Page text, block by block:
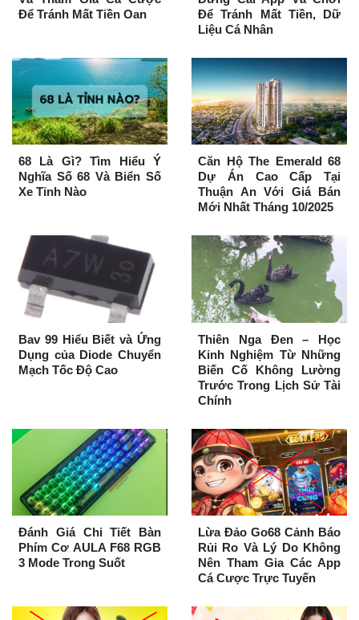
Để Tránh Mất Tiền Oan
Để Tránh Mất Tiền, Dữ
Liệu Cá Nhân
68 Là Gì? Tìm Hiểu Ý
Nghĩa Số 68 Và Biển Số
Xe Tỉnh Nào
Căn Hộ The Emerald 68
Dự Án Cao Cấp Tại
Thuận An Với Giá Bán
Mới Nhất Tháng 10/2025
Bav 99 Hiểu Biết và Ứng
Dụng của Diode Chuyển
Mạch Tốc Độ Cao
Thiên Nga Đen – Học
Kinh Nghiệm Từ Những
Biến Cố Không Lường
Trước Trong Lịch Sử Tài
Chính
Đánh Giá Chi Tiết Bàn
Phím Cơ AULA F68 RGB
3 Mode Trong Suốt
Lừa Đảo Go68 Cảnh Báo
Rủi Ro Và Lý Do Không
Nên Tham Gia Các App
Cá Cược Trực Tuyến